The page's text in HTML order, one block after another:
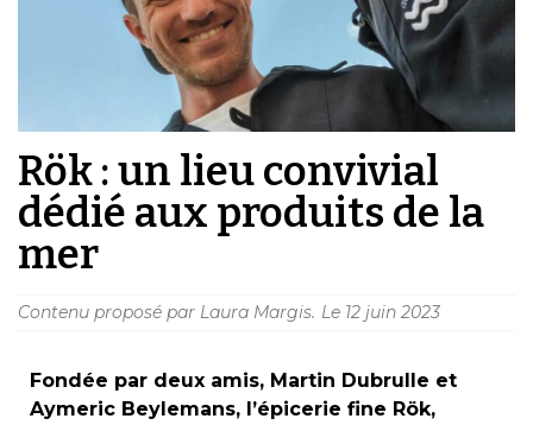
Rök : un lieu convivial
dédié aux produits de la
mer
Contenu proposé par Laura Margis. Le 12 juin 2023
Fondée par deux amis, Martin Dubrulle et
Aymeric Beylemans, l’épicerie fine Rök,